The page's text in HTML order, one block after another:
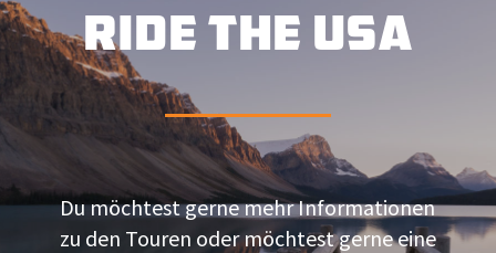
RIDE THE USA
Du möchtest gerne mehr Informationen
zu den Touren oder möchtest gerne eine